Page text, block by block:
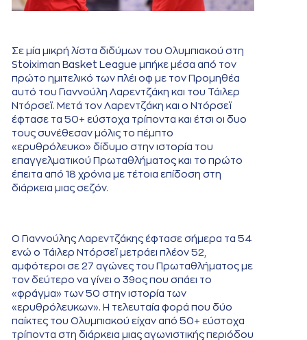
Σε μία μικρή λίστα διδύμων του Ολυμπιακού στη
Stoiximan Basket League μπήκε μέσα από τον
πρώτο ημιτελικό των πλέι οφ με τον Προμηθέα
αυτό του Γιαννούλη Λαρεντζάκη και του Τάιλερ
Ντόρσεϊ. Μετά τον Λαρεντζάκη και ο Ντόρσεϊ
έφτασε τα 50+ εύστοχα τρίποντα και έτσι οι δυο
τους συνέθεσαν μόλις το πέμπτο
«ερυθρόλευκο» δίδυμο στην ιστορία του
επαγγελματικού Πρωταθλήματος και το πρώτο
έπειτα από 18 χρόνια με τέτοια επίδοση στη
διάρκεια μιας σεζόν.
Ο Γιαννούλης Λαρεντζάκης έφτασε σήμερα τα 54
ενώ ο Τάιλερ Ντόρσεϊ μετράει πλέον 52,
αμφότεροι σε 27 αγώνες του Πρωταθλήματος με
τον δεύτερο να γίνει ο 39ος που σπάει το
«φράγμα» των 50 στην ιστορία των
«ερυθρόλευκων». Η τελευταία φορά που δύο
παίκτες του Ολυμπιακού είχαν από 50+ εύστοχα
τρίποντα στη διάρκεια μιας αγωνιστικής περιόδου